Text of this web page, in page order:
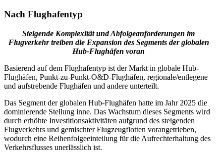
Nach Flughafentyp
Steigende Komplexität und Abfolgeanforderungen im
Flugverkehr treiben die Expansion des Segments der globalen
Hub-Flughäfen voran
Basierend auf dem Flughafentyp ist der Markt in globale Hub-
Flughäfen, Punkt-zu-Punkt-O&D-Flughäfen, regionale/entlegene
und aufstrebende Flughäfen und andere unterteilt.
Das Segment der globalen Hub-Flughäfen hatte im Jahr 2025 die
dominierende Stellung inne. Das Wachstum dieses Segments wird
durch erhöhte Investitionsaktivitäten aufgrund des steigenden
Flugverkehrs und gemischter Flugzeugflotten vorangetrieben,
wodurch eine Reihenfolgeeinteilung für die Aufrechterhaltung des
Verkehrsflusses unerlässlich ist.